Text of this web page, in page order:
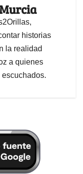
historias
la realidad
a quienes